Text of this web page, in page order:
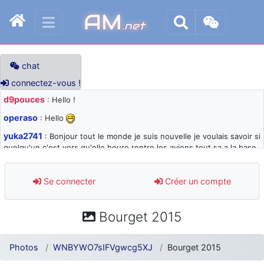
AM.net
chat
connectez-vous !
d9pouces : Hello !
operaso : Hello
yuka2741 : Bonjour tout le monde je suis nouvelle je voulais savoir si
quelqu'un c'est vers qu'elle heure rentre les avions tout sa a la base
d9pouces: désolé pour les quelques blocages du site ces derniers
jours : je teste des méthodes contre le spam et les bots trop nocifs
: Super, la nouvelle bannière
d9pouces
: je suis un avion@,._,+ > lesquels ? je ne suis pas sûr de
comprendre
Se connecter Créer un compte
Bourget 2015
Photos WNBYWO7sIFVgwcg5XJ Bourget 2015